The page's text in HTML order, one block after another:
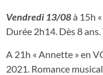
Vendredi 13/08à 15h
Durée 2h14. Dès 8 ans.
A 21h « Annette » en
2021. Romance